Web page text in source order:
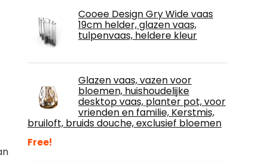
Cooee Design Gry Wide vaas
19cm helder, glazen vaas,
tulpenvaas, heldere kleur
Glazen vaas, vazen ​​voor
bloemen, huishoudelijke
desktop vaas, planter pot, voor
vrienden en familie, Kerstmis,
bruiloft, bruids douche, exclusief bloemen
Free!